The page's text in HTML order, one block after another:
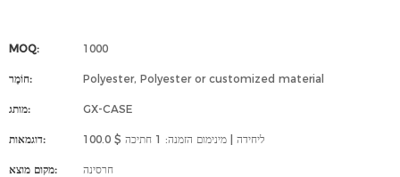
MOQ: 1000
חוֹמֶר: Polyester, Polyester or customized material
מותג: GX-CASE
דוגמאות: 100.0 $ ליחידה | מינימום הזמנה: 1 חתיכה
מקום מוצא: חרסינה